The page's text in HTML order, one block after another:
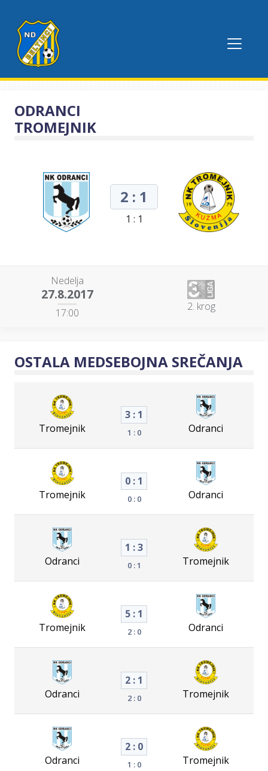
ODRANCI
TROMEJNIK
2 : 1
1 : 1
Nedelja
27.8.2017
17:00 2. krog
OSTALA MEDSEBOJNA SREČANJA
Tromejnik
3 : 1
1 : 0 Odranci
Tromejnik
0 : 1
0 : 0 Odranci
Odranci
1 : 3
0 : 1 Tromejnik
Tromejnik
5 : 1
2 : 0 Odranci
Odranci
2 : 1
2 : 0 Tromejnik
Odranci
2 : 0
1 : 0 Tromejnik